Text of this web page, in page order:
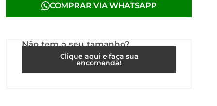
COMPRAR VIA WHATSAPP
Não tem o seu tamanho?
Clique aqui e faça sua
encomenda!